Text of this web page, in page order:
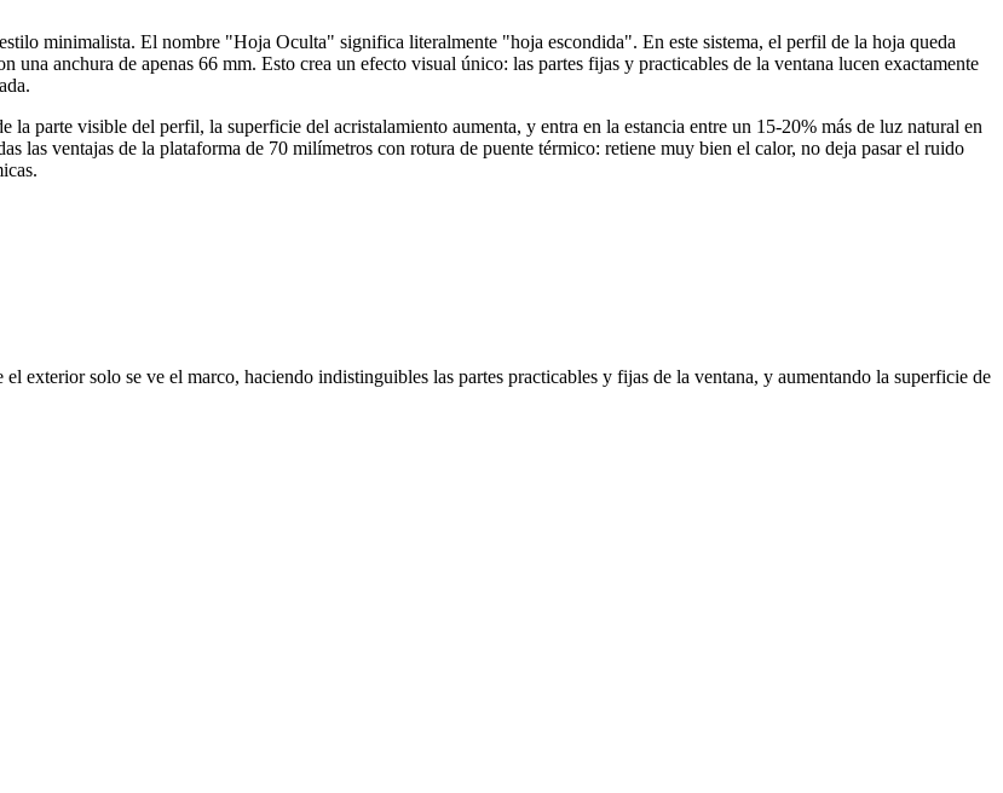
minimalista. El nombre "Hoja Oculta" significa literalmente "hoja escondida". En este sistema, el perfil de la hoja queda
anchura de apenas 66 mm. Esto crea un efecto visual único: las partes fijas y practicables de la ventana lucen exactamente
parte visible del perfil, la superficie del acristalamiento aumenta, y entra en la estancia entre un 15-20% más de luz natural en
las ventajas de la plataforma de 70 milímetros con rotura de puente térmico: retiene muy bien el calor, no deja pasar el ruido
exterior solo se ve el marco, haciendo indistinguibles las partes practicables y fijas de la ventana, y aumentando la superficie de